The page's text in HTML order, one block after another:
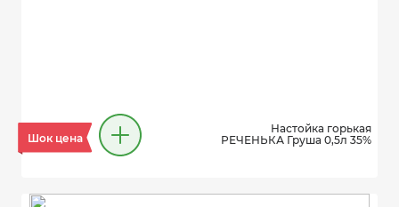
Шок цена
Настойка горькая
РЕЧЕНЬКА Груша 0,5л 35%